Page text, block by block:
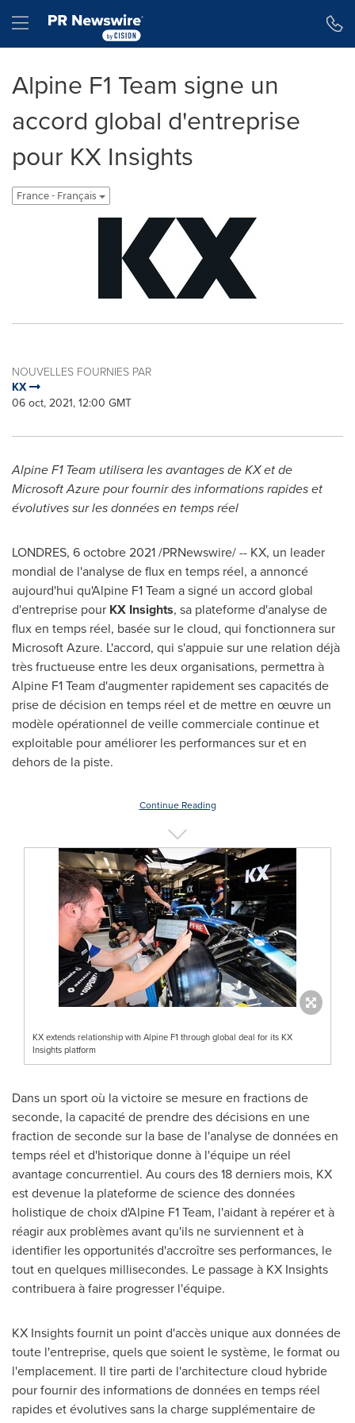
Hamburger menu
Alpine F1 Team signe un
accord global d'entreprise
pour KX Insights
France - Français
NOUVELLES FOURNIES PAR
KX
06 oct, 2021, 12:00 GMT
Alpine F1 Team utilisera les avantages de KX et de
Microsoft Azure pour fournir des informations rapides et
évolutives sur les données en temps réel
LONDRES, 6 octobre 2021 /PRNewswire/ -- KX, un leader
mondial de l'analyse de flux en temps réel, a annoncé
aujourd'hui qu'Alpine F1 Team a signé un accord global
d'entreprise pour KX Insights, sa plateforme d'analyse de
flux en temps réel, basée sur le cloud, qui fonctionnera sur
Microsoft Azure. L'accord, qui s'appuie sur une relation déjà
très fructueuse entre les deux organisations, permettra à
Alpine F1 Team d'augmenter rapidement ses capacités de
prise de décision en temps réel et de mettre en œuvre un
modèle opérationnel de veille commerciale continue et
exploitable pour améliorer les performances sur et en
dehors de la piste.
Continue Reading
KX extends relationship with Alpine F1 through global deal for its KX
Insights platform
Dans un sport où la victoire se mesure en fractions de
seconde, la capacité de prendre des décisions en une
fraction de seconde sur la base de l'analyse de données en
temps réel et d'historique donne à l'équipe un réel
avantage concurrentiel. Au cours des 18 derniers mois, KX
est devenue la plateforme de science des données
holistique de choix d'Alpine F1 Team, l'aidant à repérer et à
réagir aux problèmes avant qu'ils ne surviennent et à
identifier les opportunités d'accroître ses performances, le
tout en quelques millisecondes. Le passage à KX Insights
contribuera à faire progresser l'équipe.
KX Insights fournit un point d'accès unique aux données de
toute l'entreprise, quels que soient le système, le format ou
l'emplacement. Il tire parti de l'architecture cloud hybride
pour fournir des informations de données en temps réel
rapides et évolutives sans la charge supplémentaire de